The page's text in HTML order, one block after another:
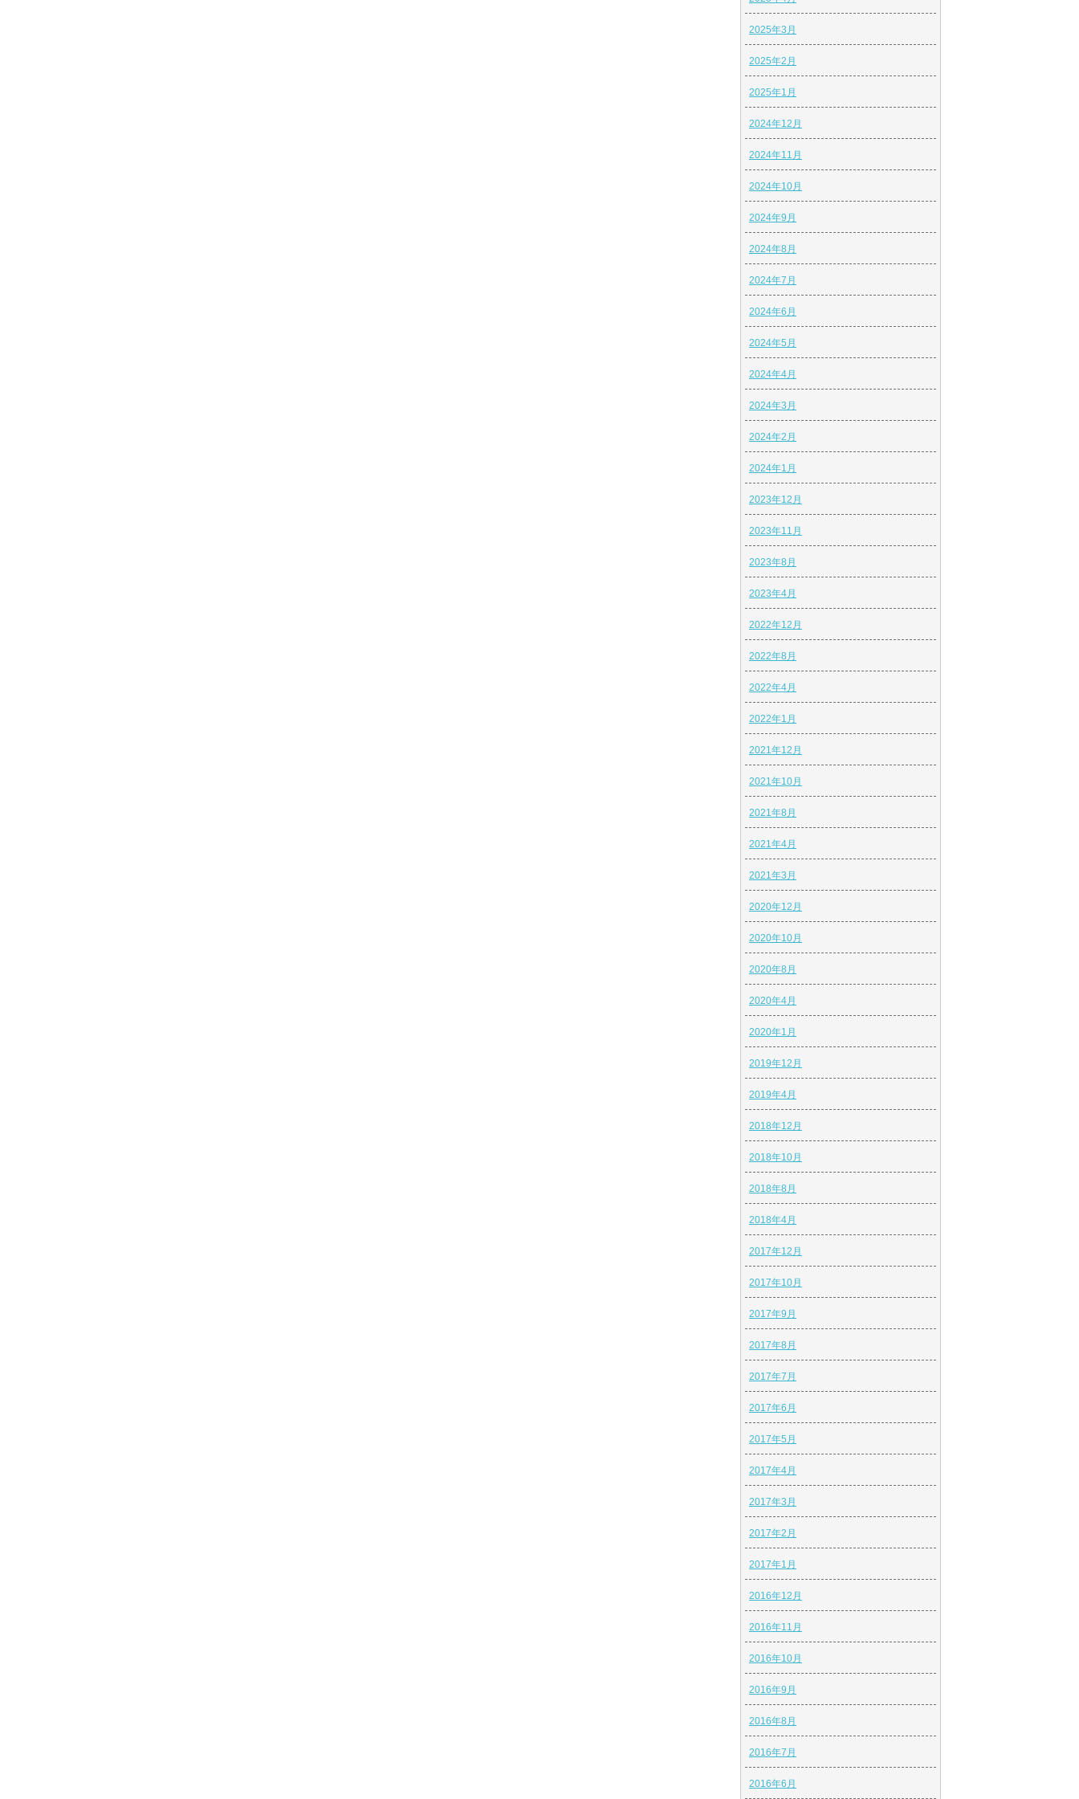
2025年3月
2025年2月
2025年1月
2024年12月
2024年11月
2024年10月
2024年9月
2024年8月
2024年7月
2024年6月
2024年5月
2024年4月
2024年3月
2024年2月
2024年1月
2023年12月
2023年11月
2023年8月
2023年4月
2022年12月
2022年8月
2022年4月
2022年1月
2021年12月
2021年10月
2021年8月
2021年4月
2021年3月
2020年12月
2020年10月
2020年8月
2020年4月
2020年1月
2019年12月
2019年4月
2018年12月
2018年10月
2018年8月
2018年4月
2017年12月
2017年10月
2017年9月
2017年8月
2017年7月
2017年6月
2017年5月
2017年4月
2017年3月
2017年2月
2017年1月
2016年12月
2016年11月
2016年10月
2016年9月
2016年8月
2016年7月
2016年6月